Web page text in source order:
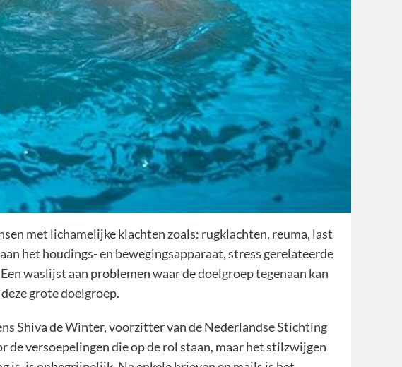
met lichamelijke klachten zoals: rugklachten, reuma, last
het houdings- en bewegingsapparaat, stress gerelateerde
waslijst aan problemen waar de doelgroep tegenaan kan
grote doelgroep.
Shiva de Winter, voorzitter van de Nederlandse Stichting
de versoepelingen die op de rol staan, maar het stilzwijgen